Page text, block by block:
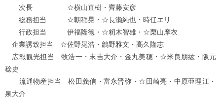
次長 ☆横山直樹・齊藤安彦
総務担当 ☆朝稲晃・☆長瀬純也・時任エリ
行政担当 伊福隆徳・☆籾木智雄・☆栗山摩衣
企業誘致担当 ☆佐野晃浩・鸙野雅文・髙久隆志
広報観光担当 牧浩一・末吉大介・金丸美穂・☆米良朋紘・阪元
稔史
流通物産担当 松田義信・富永晋弥・☆田崎亮・中原亜理江・
泉大介